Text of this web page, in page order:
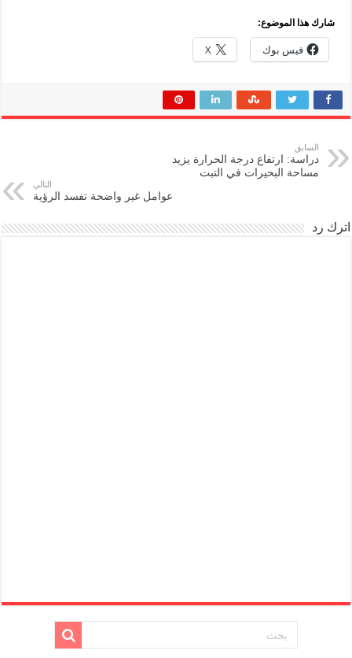
شارك هذا الموضوع:
فيس بوك X
السابق
دراسة: ارتفاع درجة الحرارة يزيد
مساحة البحيرات في التبت
التالي
عوامل غير واضحة تفسد الرؤية
اترك رد